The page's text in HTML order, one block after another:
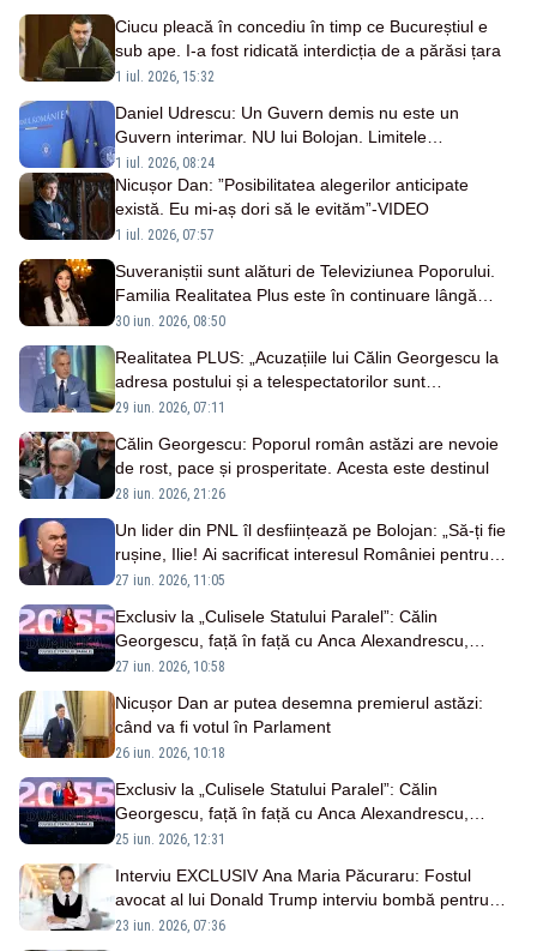
Ciucu pleacă în concediu în timp ce Bucureștiul e
sub ape. I-a fost ridicată interdicția de a părăsi țara
1 iul. 2026, 15:32
Daniel Udrescu: Un Guvern demis nu este un
Guvern interimar. NU lui Bolojan. Limitele
constituționale ale deciziilor CSAT
1 iul. 2026, 08:24
Nicușor Dan: ”Posibilitatea alegerilor anticipate
există. Eu mi-aș dori să le evităm”-VIDEO
1 iul. 2026, 07:57
Suveraniștii sunt alături de Televiziunea Poporului.
Familia Realitatea Plus este în continuare lângă
popor
30 iun. 2026, 08:50
Realitatea PLUS: „Acuzațiile lui Călin Georgescu la
adresa postului și a telespectatorilor sunt
inacceptabile”
29 iun. 2026, 07:11
Călin Georgescu: Poporul român astăzi are nevoie
de rost, pace și prosperitate. Acesta este destinul
28 iun. 2026, 21:26
Un lider din PNL îl desființează pe Bolojan: „Să-ți fie
rușine, Ilie! Ai sacrificat interesul României pentru
funcție”
27 iun. 2026, 11:05
Exclusiv la „Culisele Statului Paralel”: Călin
Georgescu, față în față cu Anca Alexandrescu,
duminică de la 20:55
27 iun. 2026, 10:58
Nicușor Dan ar putea desemna premierul astăzi:
când va fi votul în Parlament
26 iun. 2026, 10:18
Exclusiv la „Culisele Statului Paralel”: Călin
Georgescu, față în față cu Anca Alexandrescu,
duminică de la 20:55
25 iun. 2026, 12:31
Interviu EXCLUSIV Ana Maria Păcuraru: Fostul
avocat al lui Donald Trump interviu bombă pentru
Realitatea PLUS
23 iun. 2026, 07:36